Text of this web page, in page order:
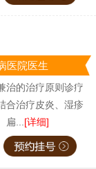
医院医生
治的治疗原则诊疗
合治疗皮炎、湿疹
扁...[详细]